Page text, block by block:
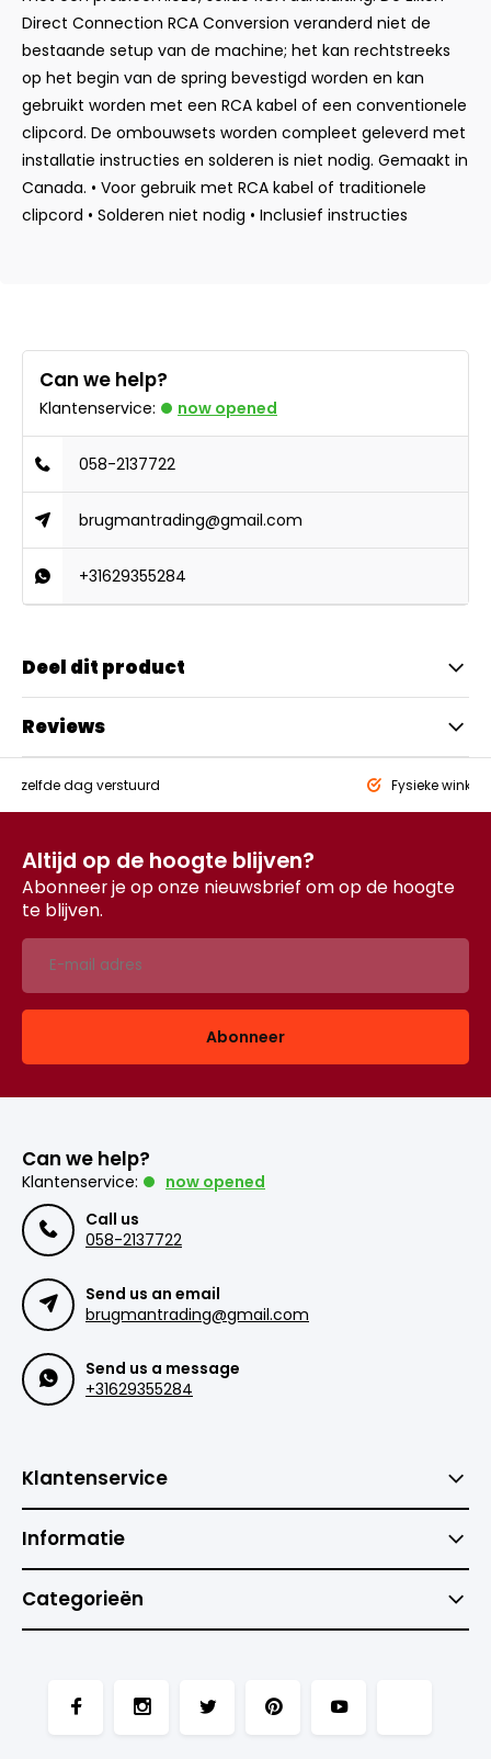
Direct Connection RCA Conversion veranderd niet de
bestaande setup van de machine; het kan rechtstreeks
op het begin van de spring bevestigd worden en kan
gebruikt worden met een RCA kabel of een conventionele
clipcord. De ombouwsets worden compleet geleverd met
installatie instructies en solderen is niet nodig. Gemaakt in
Canada. • Voor gebruik met RCA kabel of traditionele
clipcord • Solderen niet nodig • Inclusief instructies
Can we help?
Klantenservice: now opened
058-2137722
brugmantrading@gmail.com
+31629355284
Deel dit product
Reviews
zelfde dag verstuurd Fysieke winkel
Altijd op de hoogte blijven?
Abonneer je op onze nieuwsbrief om op de hoogte
te blijven.
Abonneer
Can we help?
Klantenservice:
now opened
Call us
058-2137722
Send us an email
brugmantrading@gmail.com
Send us a message
+31629355284
Klantenservice
Informatie
Categorieën